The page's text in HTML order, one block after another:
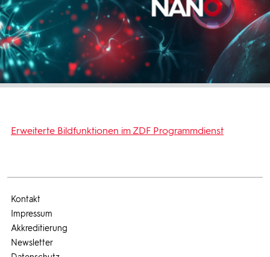
Erweiterte Bildfunktionen im ZDF Programmdienst
Kontakt
Impressum
Akkreditierung
Newsletter